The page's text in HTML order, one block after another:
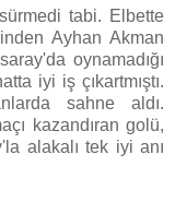
tabi. Elbette
Ayhan Akman
oynamadığı
iyi iş çıkartmıştı.
sahne aldı.
kazandıran golü,
alakalı tek iyi anı